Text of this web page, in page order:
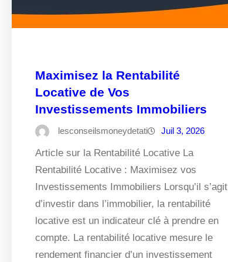
Maximisez la Rentabilité
Locative de Vos
Investissements Immobiliers
lesconseilsmoneydetati Juil 3, 2026
Article sur la Rentabilité Locative La
Rentabilité Locative : Maximisez vos
Investissements Immobiliers Lorsqu’il s’agit
d’investir dans l’immobilier, la rentabilité
locative est un indicateur clé à prendre en
compte. La rentabilité locative mesure le
rendement financier d’un investissement